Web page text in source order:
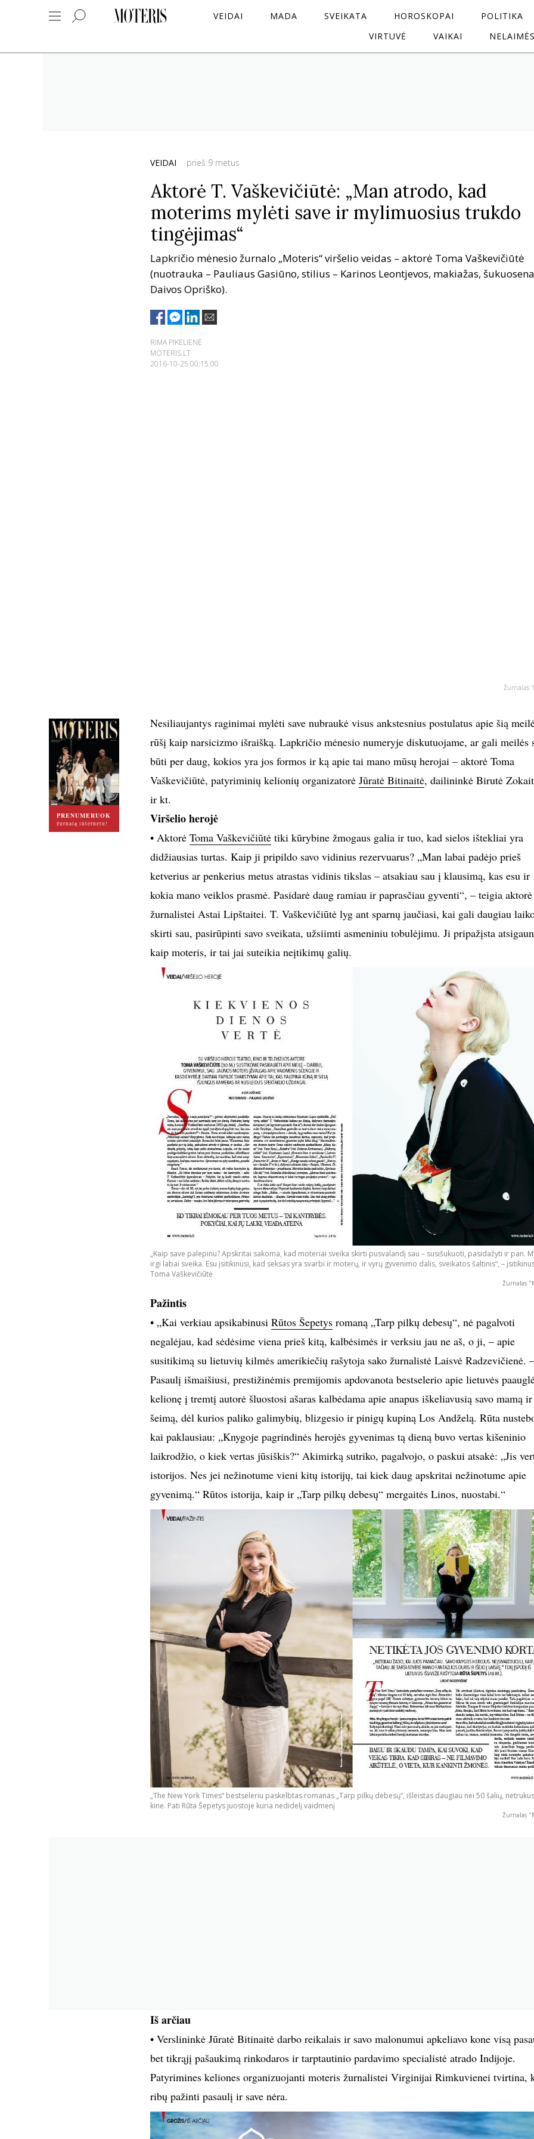
VEIDAI MADA SVEIKATA HOROSKOPAI POLITIKA
VIRTUVĖ
VAIKAI NELAIMĖS
VEIDAI prieš 9 metus
Aktorė T. Vaškevičiūtė: „Man atrodo, kad
moterims mylėti save ir mylimuosius trukdo
tingėjimas“
Lapkričio mėnesio žurnalo „Moteris“ viršelio veidas – aktorė Toma Vaškevičiūtė
(nuotrauka – Pauliaus Gasiūno, stilius – Karinos Leontjevos, makiažas,
Daivos Opriško).
RIMA PIKELIENĖ
MOTERIS.LT
2016-10-25 00:15:00
Žurnalas
PRENUMERUOK
žurnalą internetu!
Nesiliaujantys raginimai mylėti save nubraukė visus ankstesnius postulatus apie šią
rūšį kaip narsicizmo išraišką. Lapkričio mėnesio numeryje diskutuojame, ar gali meilės
būti per daug, kokios yra jos formos ir ką apie tai mano mūsų herojai – aktorė Toma
Vaškevičiūtė, patyriminių kelionių organizatorė Jūratė Bitinaitė, dailininkė Birutė
ir kt.
Viršelio herojė
• Aktorė Toma Vaškevičiūtėtiki kūrybine žmogaus galia ir tuo, kad sielos ištekliai yra
didžiausias turtas. Kaip ji pripildo savo vidinius rezervuarus? „Man labai padėjo prieš
ketverius ar penkerius metus atrastas vidinis tikslas – atsakiau sau į klausimą, kas esu ir
kokia mano veiklos prasmė. Pasidarė daug ramiau ir paprasčiau gyventi“, – teigia aktorė
žurnalistei Astai Lipštaitei. T. Vaškevičiūtė lyg ant sparnų jaučiasi, kai gali daugiau
skirti sau, pasirūpinti savo sveikata, užsiimti asmeniniu tobulėjimu. Ji pripažįsta
kaip moteris, ir tai jai suteikia neįtikimų galių.
„Kaip save palepinu? Apskritai sakoma, kad moteriai sveika skirti pusvalandį sau – susišukuoti, pasidažyti ir pan.
irgi labai sveika. Esu įsitikinusi, kad seksas yra svarbi ir moterų, ir vyrų gyvenimo dalis, sveikatos šaltinis“, –
Toma Vaškevičiūtė
Žurnalas
Pažintis
• „Kai verkiau apsikabinusi Rūtos Šepetysromaną „Tarp pilkų debesų“, nė pagalvoti
negalėjau, kad sėdėsime viena prieš kitą, kalbėsimės ir verksiu jau ne aš, o ji, – apie
susitikimą su lietuvių kilmės amerikiečių rašytoja sako žurnalistė Laisvė Radzevičienė. –
Pasaulį išmaišiusi, prestižinėmis premijomis apdovanota bestselerio apie lietuvės
kelionę į tremtį autorė šluostosi ašaras kalbėdama apie anapus iškeliavusią savo mamą ir
šeimą, dėl kurios paliko galimybių, blizgesio ir pinigų kupiną Los Andželą. Rūta
kai paklausiau: „Knygoje pagrindinės herojės gyvenimas tą dieną buvo vertas kišeninio
laikrodžio, o kiek vertas jūsiškis?“ Akimirką sutriko, pagalvojo, o paskui atsakė: „Jis
istorijos. Nes jei nežinotume vieni kitų istorijų, tai kiek daug apskritai nežinotume apie
gyvenimą.“ Rūtos istorija, kaip ir „Tarp pilkų debesų“ mergaitės Linos, nuostabi.“
„The New York Times“ bestseleriu paskelbtas romanas „Tarp pilkų debesų“, išleistas daugiau nei 50 šalių,
kine. Pati Rūta Šepetys juostoje kuria nedidelį vaidmenį
Žurnalas
Iš arčiau
• Verslininkė Jūratė Bitinaitė darbo reikalais ir savo malonumui apkeliavo kone visą
bet tikrąjį pašaukimą rinkodaros ir tarptautinio pardavimo specialistė atrado Indijoje.
Patyrimines keliones organizuojanti moteris žurnalistei Virginijai Rimkuvienei tvirtina,
ribų pažinti pasaulį ir save nėra.